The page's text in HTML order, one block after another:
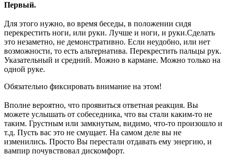
Первый.
Для этого нужно, во время беседы, в положении сидя
перекрестить ноги, или руки. Лучше и ноги, и руки.Сделать
это незаметно, не демонстративно. Если неудобно, или нет
возможности, то есть альтернатива. Перекрестить пальцы рук.
Указательный и средний. Можно в кармане. Можно только на
одной руке.
Обязательно фиксировать внимание на этом!
Вполне вероятно, что проявиться ответная реакция. Вы
можете услышать от собеседника, что вы стали каким-то не
таким. Грустным или замкнутым, видимо, что-то произошло и
т.д. Пусть вас это не смущает. На самом деле вы не
изменились. Просто Вы перестали отдавать ему энергию, и
вампир почувствовал дискомфорт.